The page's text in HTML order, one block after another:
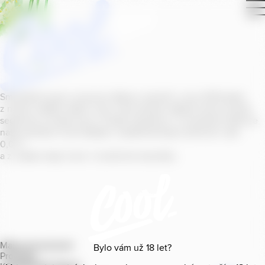
Bylo vám už 18 let?
Smícháním piva s ovocnou šťávou vytvořil v roce
z našich sládků
segmentu na bázi piva v České republice. V současné době se
naše portfolio Cool skládá z nealkoholických příchutí s alk.
0
a z nealko řady Cool+ s funkčními benefity.
Mapa provozoven
Produkty